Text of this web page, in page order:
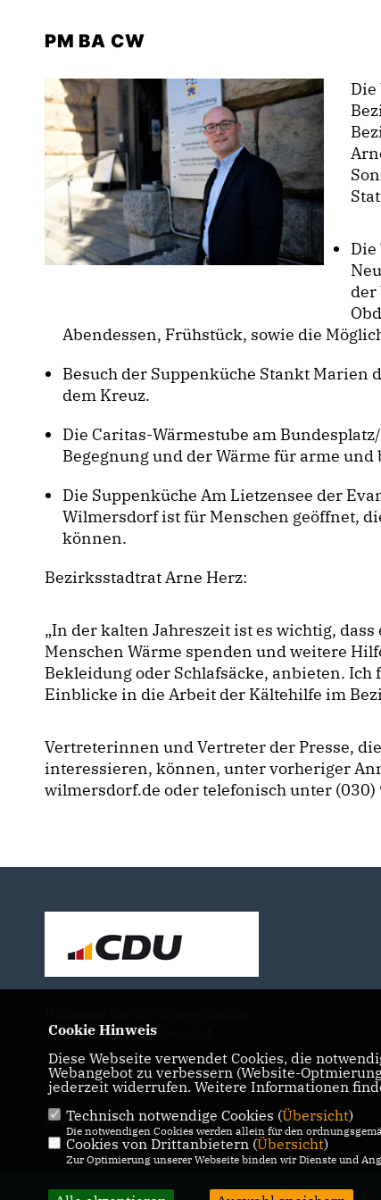
PM BA CW
der
Abendessen, Frühstück, sowie die
Besuch der Suppenküche Stankt
dem Kreuz.
Die Caritas-Wärmestube am
Begegnung und der Wärme für arme
Die Suppenküche Am Lietzensee der
Wilmersdorf ist für Menschen geöffnet,
können.
Bezirksstadtrat Arne Herz:
In der kalten Jahreszeit ist es wichtig,
Menschen Wärme spenden und weitere
Bekleidung oder Schlafsäcke, anbieten.
Einblicke in die Arbeit der Kältehilfe im
Vertreterinnen und Vertreter der Presse,
interessieren, können, unter vorheriger
wilmersdorf.de oder telefonisch unter
Charlottenburg-Wilmersdorf
IMPRESSUM DATENSCHUTZ KONTAKT
Cookie Hinweis
Diese Webseite verwendet Cookies, die
Webangebot zu verbessern (Website-
jederzeit widerrufen. Weitere Informationen
Technisch notwendige Cookies (Übersicht)
Die notwendigen Cookies werden allein für den
Cookies von Drittanbietern (Übersicht)
Zur Optimierung unserer Webseite binden wir Dienste und